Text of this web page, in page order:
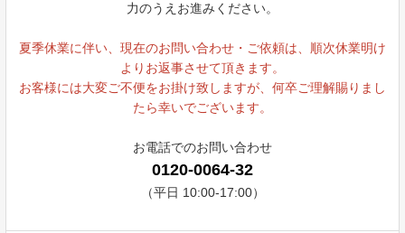
力のうえお進みください。
夏季休業に伴い、現在のお問い合わせ・ご依頼は、順次休業明け
よりお返事させて頂きます。
お客様には大変ご不便をお掛け致しますが、何卒ご理解賜りまし
たら幸いでございます。
お電話でのお問い合わせ
0120-0064-32
（平日 10:00-17:00）